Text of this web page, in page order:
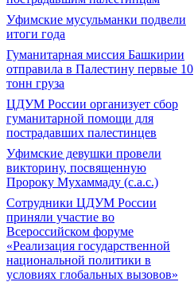
Уфимские мусульманки подвели
итоги года
Гуманитарная миссия Башкирии
отправила в Палестину первые 10
тонн груза
ЦДУМ России организует сбор
гуманитарной помощи для
пострадавших палестинцев
Уфимские девушки провели
викторину, посвященную
Пророку Мухаммаду (с.а.с.)
Сотрудники ЦДУМ России
приняли участие во
Всероссийском форуме
«Реализация государственной
национальной политики в
условиях глобальных вызовов»